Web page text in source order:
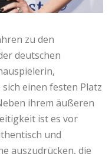
zu den
deutschen
einen festen Platz
ihrem äußeren
ist es vor
und
auszudrücken, die